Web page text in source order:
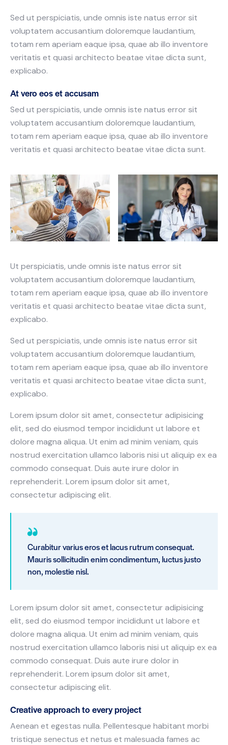
Sed ut perspiciatis, unde omnis iste natus error sit
voluptatem accusantium doloremque laudantium,
totam rem aperiam eaque ipsa, quae ab illo inventore
veritatis et quasi architecto beatae vitae dicta sunt,
explicabo.
At vero eos et accusam
Sed ut perspiciatis, unde omnis iste natus error sit
voluptatem accusantium doloremque laudantium,
totam rem aperiam eaque ipsa, quae ab illo inventore
veritatis et quasi architecto beatae vitae dicta sunt.
Ut perspiciatis, unde omnis iste natus error sit
voluptatem accusantium doloremque laudantium,
totam rem aperiam eaque ipsa, quae ab illo inventore
veritatis et quasi architecto beatae vitae dicta sunt,
explicabo.
Sed ut perspiciatis, unde omnis iste natus error sit
voluptatem accusantium doloremque laudantium,
totam rem aperiam eaque ipsa, quae ab illo inventore
veritatis et quasi architecto beatae vitae dicta sunt,
explicabo.
Lorem ipsum dolor sit amet, consectetur adipisicing
elit, sed do eiusmod tempor incididunt ut labore et
dolore magna aliqua. Ut enim ad minim veniam, quis
nostrud exercitation ullamco laboris nisi ut aliquip ex ea
commodo consequat. Duis aute irure dolor in
reprehenderit. Lorem ipsum dolor sit amet,
consectetur adipiscing elit.
Curabitur varius eros et lacus rutrum consequat.
Mauris sollicitudin enim condimentum, luctus justo
non, molestie nisl.
Lorem ipsum dolor sit amet, consectetur adipisicing
elit, sed do eiusmod tempor incididunt ut labore et
dolore magna aliqua. Ut enim ad minim veniam, quis
nostrud exercitation ullamco laboris nisi ut aliquip ex ea
commodo consequat. Duis aute irure dolor in
reprehenderit. Lorem ipsum dolor sit amet,
consectetur adipiscing elit.
Creative approach to every project
Aenean et egestas nulla. Pellentesque habitant morbi
tristique senectus et netus et malesuada fames ac